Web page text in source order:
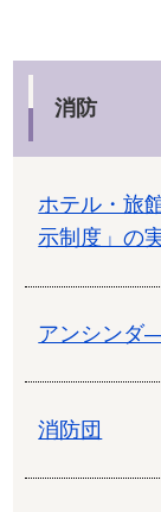
消防
ホテル・旅
示制度」の
アンシンダ
消防団